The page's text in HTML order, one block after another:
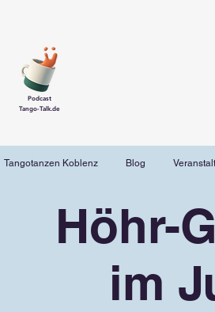
Podcast
Tango-Talk.de
Tangotanzen Koblenz Blog
Höhr-
im